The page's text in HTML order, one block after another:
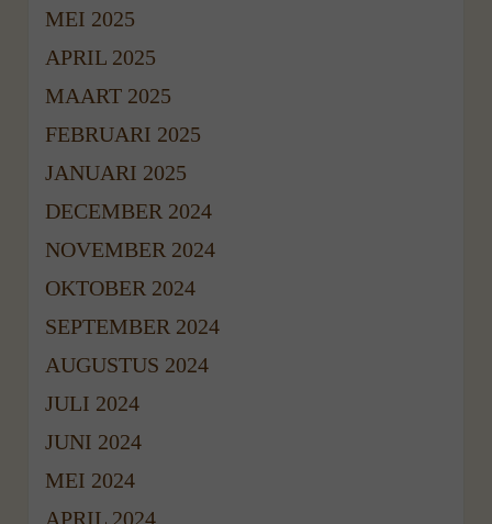
MEI 2025
APRIL 2025
MAART 2025
FEBRUARI 2025
JANUARI 2025
DECEMBER 2024
NOVEMBER 2024
OKTOBER 2024
SEPTEMBER 2024
AUGUSTUS 2024
JULI 2024
JUNI 2024
MEI 2024
APRIL 2024